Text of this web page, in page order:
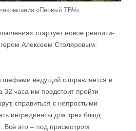
«Первый ТВЧ»
стартует новое реалити-
Алексеем Столяровым.
шефами ведущий отправляется в
32 часа им предстоит пройти
справиться с непростыми
ингредиенты для трёх блюд
Всё это – под присмотром